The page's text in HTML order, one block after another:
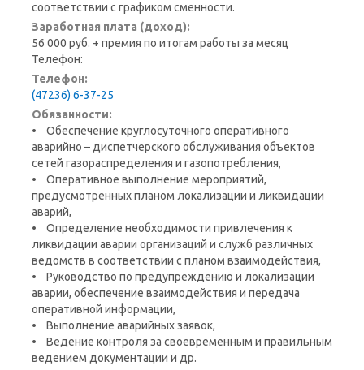
соответствии с графиком сменности.
Заработная плата (доход):
56 000 руб. + премия по итогам работы за месяц
Телефон:
Телефон:
(47236) 6-37-25
Обязанности:
• Обеспечение круглосуточного оперативного
аварийно – диспетчерского обслуживания объектов
сетей газораспределения и газопотребления,
• Оперативное выполнение мероприятий,
предусмотренных планом локализации и ликвидации
аварий,
• Определение необходимости привлечения к
ликвидации аварии организаций и служб различных
ведомств в соответствии с планом взаимодействия,
• Руководство по предупреждению и локализации
аварии, обеспечение взаимодействия и передача
оперативной информации,
• Выполнение аварийных заявок,
• Ведение контроля за своевременным и правильным
ведением документации и др.